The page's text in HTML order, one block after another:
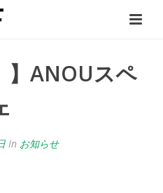
】ANOUスペ
In お知らせ